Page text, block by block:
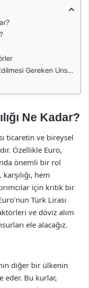
Gereken Unsurlar
Ne Kadar?
ticaretin ve bireysel
Özellikle Euro,
önemli bir rol
hem
için kritik bir
Türk Lirası
ve döviz alım
ele alacağız.
diğer bir ülkenin
eder. Bu kurlar,